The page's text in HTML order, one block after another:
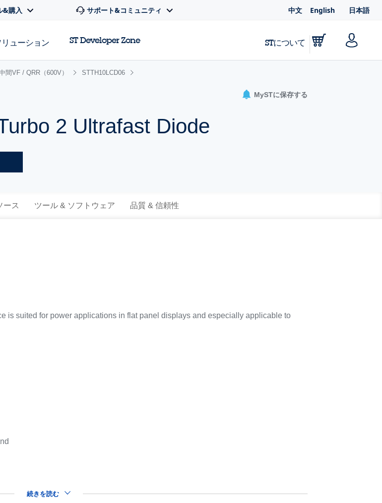
&購入 サポート&コミュニティ 中文 English 日本語
リューション ST Developer Zone STについて
間VF / QRR（600V） STTH10LCD06
2 Ultrafast Diode
MySTに保存する
ース ツール & ソフトウェア 品質 & 信頼性
is suited for power applications in flat panel displays and especially applicable to
続きを読む